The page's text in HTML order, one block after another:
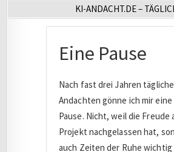
KI-ANDACHT.DE –